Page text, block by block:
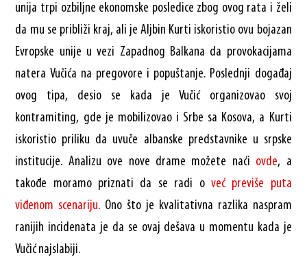
unija trpi ozbiljne ekonomske posledice zbog ovog rata i želi
da mu se približi kraj, ali je Aljbin Kurti iskoristio ovu bojazan
Evropske unije u vezi Zapadnog Balkana da provokacijama
natera Vučića na pregovore i popuštanje. Poslednji događaj
ovog tipa, desio se kada je Vučić organizovao svoj
kontramiting, gde je mobilizovao i Srbe sa Kosova, a Kurti
iskoristio priliku da uvuče albanske predstavnike u srpske
institucije. Analizu ove nove drame možete naći ovde, a
takođe moramo priznati da se radi o već previše puta
viđenom scenariju. Ono što je kvalitativna razlika naspram
ranijih incidenata je da se ovaj dešava u momentu kada je
Vučić najslabiji.